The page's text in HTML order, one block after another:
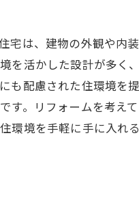
宅は、建物の外観や内
を活かした設計が多く
も配慮された住環境を
す。リフォームを考え
境を手軽に手に入れる